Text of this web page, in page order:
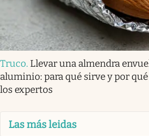
Truco. Llevar una almendra
aluminio: para qué sirve y por
los expertos
Las más leidas